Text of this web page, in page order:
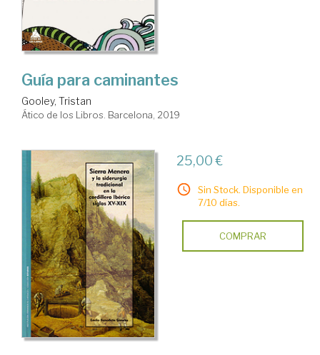
Guía para caminantes
Gooley, Tristan
Ático de los Libros. Barcelona, 2019
25,00 €
Sin Stock. Disponible en
7/10 días.
COMPRAR